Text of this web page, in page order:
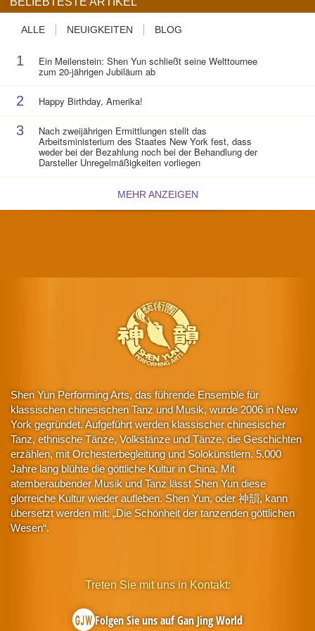
ALLE NEUIGKEITEN BLOG
1 Ein Meilenstein: Shen Yun schließt seine Welttournee
zum 20-jährigen Jubiläum ab
2 Happy Birthday, Amerika!
3 Nach zweijährigen Ermittlungen stellt das
Arbeitsministerium des Staates New York fest, dass
weder bei der Bezahlung noch bei der Behandlung der
Darsteller Unregelmäßigkeiten vorliegen
MEHR ANZEIGEN
Shen Yun Performing Arts, das führende Ensemble für
klassischen chinesischen Tanz und Musik, wurde 2006 in New
York gegründet. Aufgeführt werden klassischer chinesischer
Tanz, ethnische Tänze, Volkstänze und Tänze, die Geschichten
erzählen, mit Orchesterbegleitung und Solokünstlern. 5.000
Jahre lang blühte die göttliche Kultur in China. Mit
atemberaubender Musik und Tanz lässt Shen Yun diese
glorreiche Kultur wieder aufleben. Shen Yun, oder 神韻, kann
übersetzt werden mit: „Die Schönheit der tanzenden göttlichen
Wesen“.
Treten Sie mit uns in Kontakt:
Folgen Sie uns auf Gan Jing World